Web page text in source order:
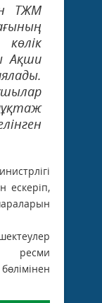
ТЖМ
Ақши
ескеріп,
ресми